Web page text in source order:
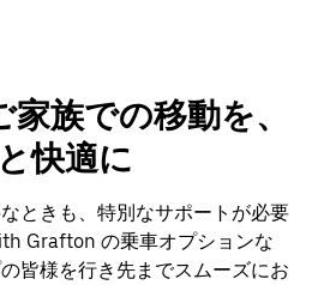
族での移動を、
快適に
ときも、特別なサポートが必要
Grafton の乗車オプションな
皆様を行き先までスムーズにお